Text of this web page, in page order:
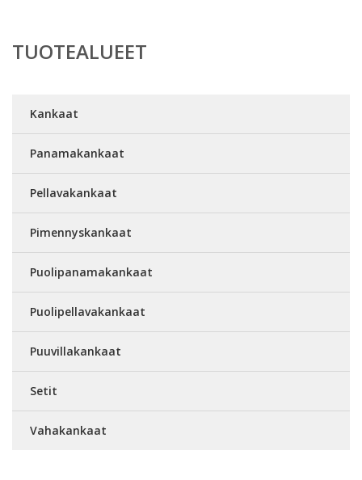
TUOTEALUEET
Kankaat
Panamakankaat
Pellavakankaat
Pimennyskankaat
Puolipanamakankaat
Puolipellavakankaat
Puuvillakankaat
Setit
Vahakankaat